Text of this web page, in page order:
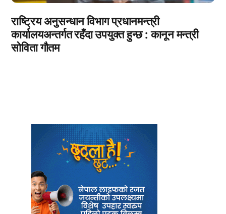
राष्ट्रिय अनुसन्धान विभाग प्रधानमन्त्री
कार्यालयअन्तर्गत रहँदा उपयुक्त हुन्छ : कानून मन्त्री
सोविता गौतम